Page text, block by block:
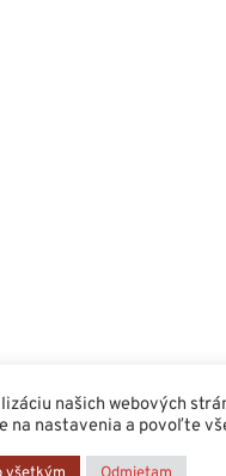
našich webových
na nastavenia a povoľte